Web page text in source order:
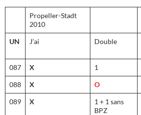
Propeller-Stadt
2010
UN J’ai Double
087 X 1
088 X O
089 X
1 + 1 sans
BPZ